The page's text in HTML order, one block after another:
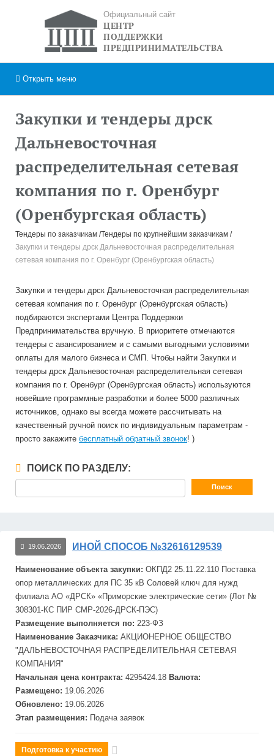
Официальный сайт
ЦЕНТР
ПОДДЕРЖКИ
ПРЕДПРИНИМАТЕЛЬСТВА
Открыть меню
Закупки и тендеры дрск
Дальневосточная
распределительная сетевая
компания по г. Оренбург
(Оренбургская область)
Тендеры по заказчикам Тендеры по крупнейшим заказчикам
Закупки и тендеры дрск Дальневосточная распределительная
сетевая компания по г. Оренбург (Оренбургская область)
Закупки и тендеры дрск Дальневосточная распределительная
сетевая компания по г. Оренбург (Оренбургская область)
подбираются экспертами Центра Поддержки
Предпринимательства вручную. В приоритете отмечаются
тендеры с авансированием и с самыми выгодными условиями
оплаты для малого бизнеса и СМП. Чтобы найти Закупки и
тендеры дрск Дальневосточная распределительная сетевая
компания по г. Оренбург (Оренбургская область) используются
новейшие программные разработки и более 5000 различных
источников, однако вы всегда можете рассчитывать на
качественный ручной поиск по индивидуальным параметрам -
просто закажите бесплатный обратный звонок! )
ПОИСК ПО РАЗДЕЛУ:
19.06.2026 ИНОЙ СПОСОБ №32616129539
Наименование объекта закупки: ОКПД2 25.11.22.110 Поставка
опор металлических для ПС 35 кВ Соловей ключ для нужд
филиала АО «ДРСК» «Приморские электрические сети» (Лот №
308301-КС ПИР СМР-2026-ДРСК-ПЭС)
Размещение выполняется по: 223-ФЗ
Наименование Заказчика: АКЦИОНЕРНОЕ ОБЩЕСТВО
"ДАЛЬНЕВОСТОЧНАЯ РАСПРЕДЕЛИТЕЛЬНАЯ СЕТЕВАЯ
КОМПАНИЯ"
Начальная цена контракта: 4295424.18 Валюта:
Размещено: 19.06.2026
Обновлено: 19.06.2026
Этап размещения: Подача заявок
Подготовка к участию